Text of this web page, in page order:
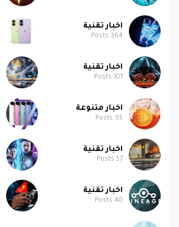
اخبار تقنية
364
اخبار تقنية
101
اخبار متنوعة
95
اخبار تقنية
57
اخبار تقنية
40